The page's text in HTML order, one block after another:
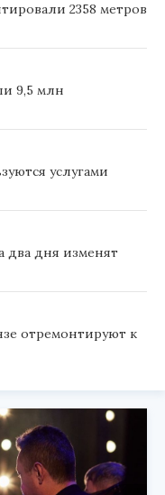
2358 метров
9,5 млн
услугами
два дня изменят
отремонтируют к